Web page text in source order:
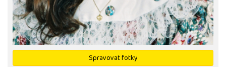
Spravovat fotky